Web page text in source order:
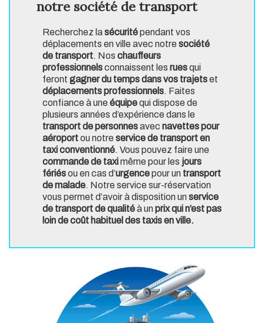
notre société de transport
Recherchez lasécuritépendant vos
déplacements en ville avec notre société
de transport. Nos chauffeurs
professionnelsconnaissent les ruesqui
feront gagner du temps dans vos trajetset
déplacements professionnels. Faites
confiance à une équipequi dispose de
plusieurs années d’expérience dans le
transport de personnesavec navettes pour
aéroportou notre service de transport en
taxi conventionné. Vous pouvez faire une
commande de taximême pour les jours
fériésou en cas d’urgencepour un transport
de malade. Notre service sur-réservation
vous permet d’avoir à disposition unservice
de transport de qualitéà unprix qui n’est pas
loin de coût habituel des taxis en ville.